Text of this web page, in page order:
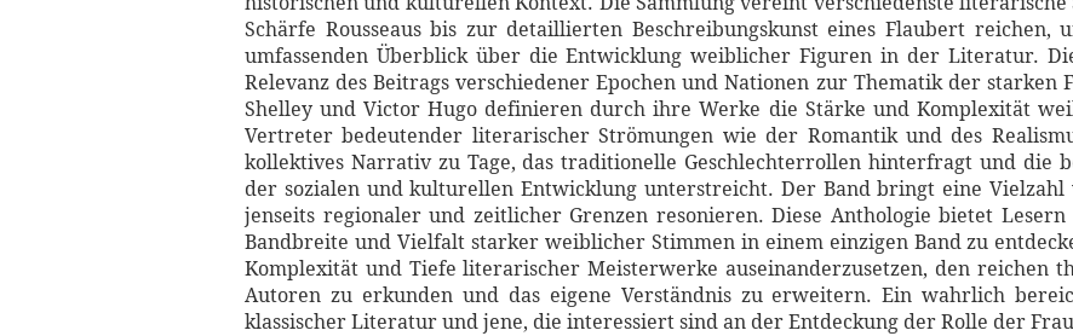
Schärfe Rousseaus bis zur detaillierten Beschreibungskunst eines Flaubert reichen,
umfassenden Überblick über die Entwicklung weiblicher Figuren in der Literatur.
Relevanz des Beitrags verschiedener Epochen und Nationen zur Thematik der
Shelley und Victor Hugo definieren durch ihre Werke die Stärke und Komplexität
Vertreter bedeutender literarischer Strömungen wie der Romantik und des
kollektives Narrativ zu Tage, das traditionelle Geschlechterrollen hinterfragt und die
der sozialen und kulturellen Entwicklung unterstreicht. Der Band bringt eine Vielzahl
jenseits regionaler und zeitlicher Grenzen resonieren. Diese Anthologie bietet
Bandbreite und Vielfalt starker weiblicher Stimmen in einem einzigen Band zu
Komplexität und Tiefe literarischer Meisterwerke auseinanderzusetzen, den reichen
Autoren zu erkunden und das eigene Verständnis zu erweitern. Ein wahrlich
klassischer Literatur und jene, die interessiert sind an der Entdeckung der Rolle der